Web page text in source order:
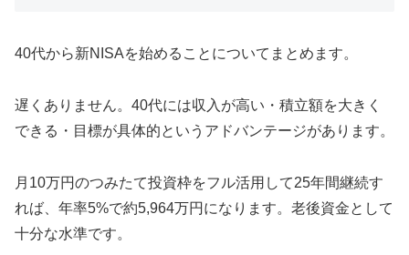
40代から新NISAを始めることについてまとめます。
遅くありません。40代には収入が高い・積立額を大きく
できる・目標が具体的というアドバンテージがあります。
月10万円のつみたて投資枠をフル活用して25年間継続す
れば、年率5%で約5,964万円になります。老後資金として
十分な水準です。